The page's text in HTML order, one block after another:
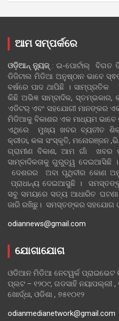
ଆମ ସମ୍ପର୍କରେ
ଓଡ଼ିଆନ୍‍ ନ୍ୟୁଜ୍‍: ଇ-ପୋର୍ଟାଲ୍ ବିଗତ
ଡିଜିଟାଲ ମିଡିଆ ଅନୁଷ୍ଠାନ ଭାବେ
ବର୍ଷରେ ପାଦ ଥାପିଛି ।
କିଛି ଅଭିଜ୍ଞ ସାମ୍ବାଦିକ, ସ୍ତମ୍ଭକାର,
ଏଡିଟର୍ ଏବଂ ସହଯୋଗୀ ମାନଙ୍କର
ମିଡିଆକୁ ବିକାଶର ଏକ ମାଧ୍ୟମ
ଏଥିରେ ମୁଖ୍ୟ ଖବର ବ୍ୟତୀତ
କ୍ରୀଡା, କଳା ସଂସ୍କୃତି, ମନୋରଞ୍ଜନ
ଗ୍ରାମୀଣ ବିକାଶ, ଆମ ଗାଁ
ସାମ୍ବାଦିକତାକୁ ଗୁରୁତ୍ୱ ଦେଇଆସିଛି
ଦେଶରର ଅବା ପୃଥିବୀର କୋଣ
ପ୍ରାଧାନ୍ୟ ଦେଇଆସୁଛି । ସମସ୍ତଙ୍କୁ
ସବୁ ସମୟରେ ସତ୍ୟ ଆଧାରିତ ଘଟଣା
ଜାରି ରଖିଛୁ। ସମସ୍ତଙ୍କର ସହଯୋଗ
odiannews@gmail.com
ଯୋଗାଯୋଗ
ଓଡିଆନ ମିଡିଆ ନେଟୱର୍କ ପ୍ରାଇଭେଟ
ପ୍ଲଟ – ୧୨୦୯, ଗଡସାହି ନୟାପଲ୍ଲୀ
ଖୋର୍ଦ୍ଧା, ଓଡିଶା , ୭୫୧୦୧୨
odianmedianetwork@gmail.com